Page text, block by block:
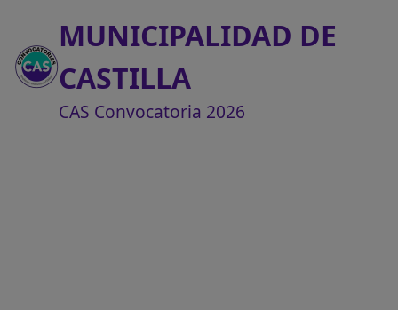
MUNICIPALIDAD DE
CASTILLA
CAS Convocatoria 2026